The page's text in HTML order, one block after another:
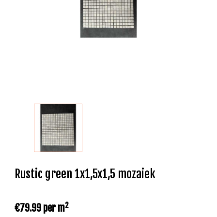
Rustic green 1x1,5x1,5 mozaiek
€79.99 per m2